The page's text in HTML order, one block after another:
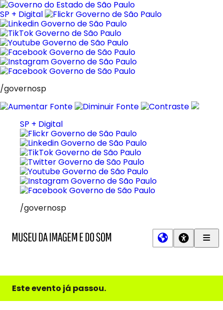
Pular
para
o
conteúdo
SP + Digital
/governosp
SP + Digital
/governosp
e
do
Este evento já passou.